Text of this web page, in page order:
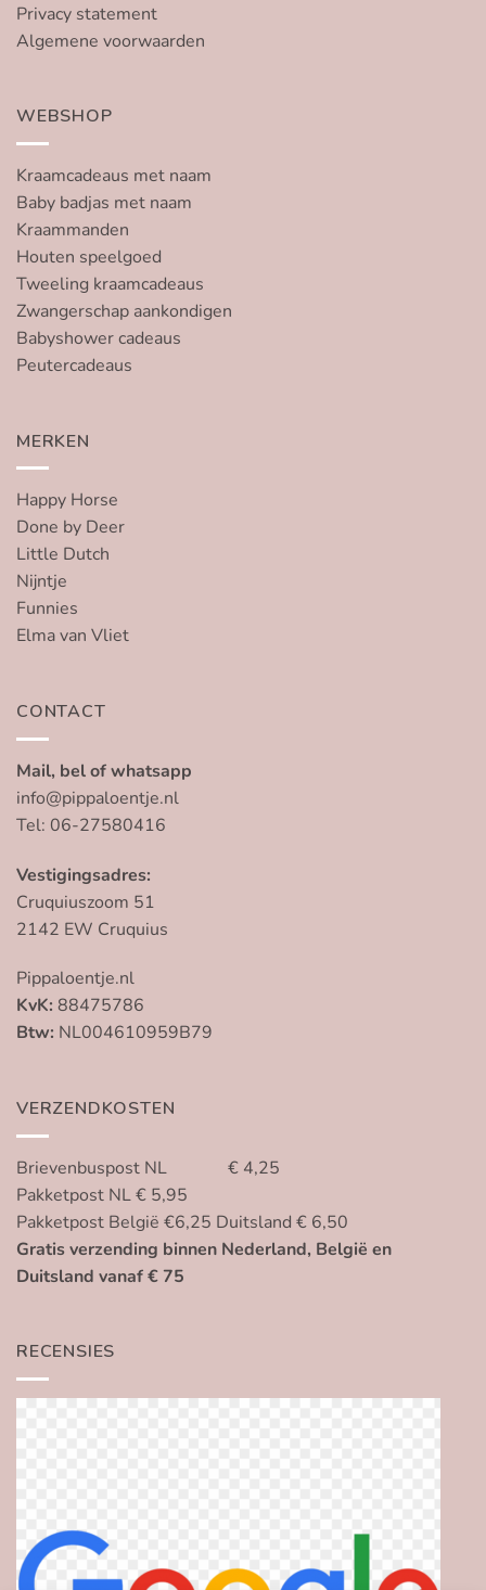
Privacy statement
Algemene voorwaarden
WEBSHOP
Kraamcadeaus met naam
Baby badjas met naam
Kraammanden
Houten speelgoed
Tweeling kraamcadeaus
Zwangerschap aankondigen
Babyshower cadeaus
Peutercadeaus
MERKEN
Happy Horse
Done by Deer
Little Dutch
Nijntje
Funnies
Elma van Vliet
CONTACT
Mail, bel of whatsapp
info@pippaloentje.nl
Tel: 06-27580416
Vestigingsadres:
Cruquiuszoom 51
2142 EW Cruquius
Pippaloentje.nl
KvK: 88475786
Btw: NL004610959B79
VERZENDKOSTEN
Brievenbuspost NL € 4,25
Pakketpost NL € 5,95
Pakketpost België €6,25 Duitsland € 6,50
Gratis verzending binnen Nederland, België en
Duitsland vanaf € 75
RECENSIES